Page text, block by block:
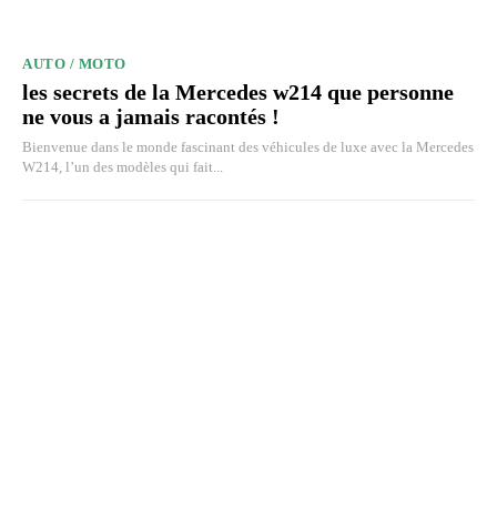
AUTO / MOTO
les secrets de la Mercedes w214 que personne
ne vous a jamais racontés !
Bienvenue dans le monde fascinant des véhicules de luxe avec la Mercedes
W214, l’un des modèles qui fait...